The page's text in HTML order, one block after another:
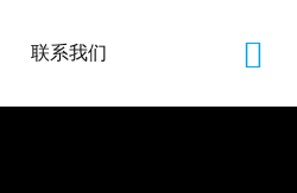
联系我们